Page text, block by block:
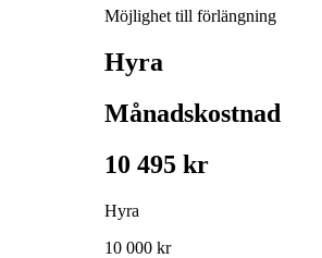
Möjlighet till förlängning
Hyra
Månadskostnad
10 495 kr
Hyra
10 000 kr